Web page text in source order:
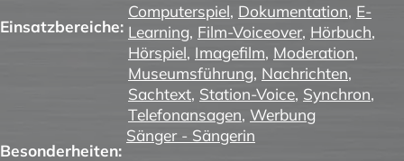
Einsatzbereiche:
Computerspiel, Dokumentation, E-
Learning, Film-Voiceover, Hörbuch,
Hörspiel, Imagefilm, Moderation,
Museumsführung, Nachrichten,
Sachtext, Station-Voice, Synchron,
Telefonansagen, Werbung
Besonderheiten:
Sänger - Sängerin